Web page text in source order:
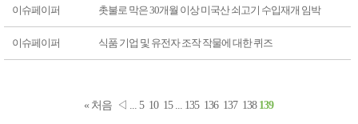
이슈페이퍼 촛불로 막은 30개월 이상 미국산 쇠고기 수입재개 임박
이슈페이퍼 식품 기업 및 유전자 조작 작물에 대한 퀴즈
« 처음 ◁ ... 5 10 15 ... 135 136 137 138 139